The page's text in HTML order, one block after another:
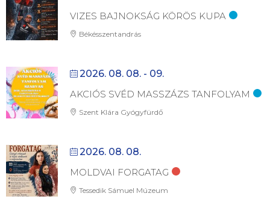
VIZES BAJNOKSÁG KÖRÖS KUPA
Békésszentandrás
2026. 08. 08. - 09.
AKCIÓS SVÉD MASSZÁZS TANFOLYAM
Szent Klára Gyógyfürdő
2026. 08. 08.
MOLDVAI FORGATAG
Tessedik Sámuel Múzeum